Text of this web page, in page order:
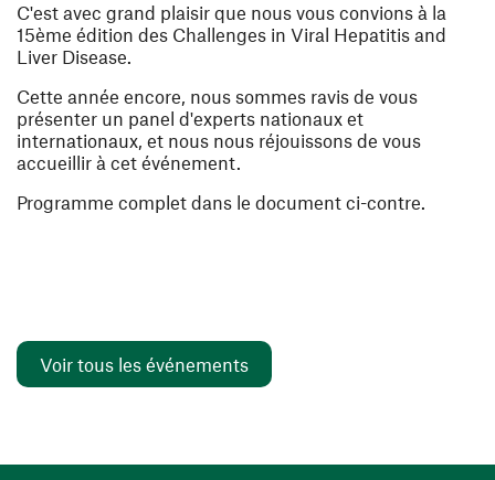
C'est avec grand plaisir que nous vous convions à la
15ème édition des Challenges in Viral Hepatitis and
Liver Disease.
Cette année encore, nous sommes ravis de vous
présenter un panel d'experts nationaux et
internationaux, et nous nous réjouissons de vous
accueillir à cet événement.
Programme complet dans le document ci-contre.
Voir tous les événements